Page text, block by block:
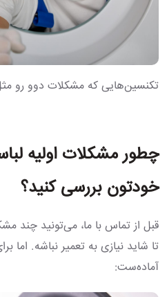
تکنسین‌هایی که مشکلات دوو رو
چطور مشکلات اولیه
خودتون بررسی کنید؟
قبل از تماس با ما، می‌تونید چند
تا شاید نیازی به تعمیر نباشه. اما
آماده‌ست: